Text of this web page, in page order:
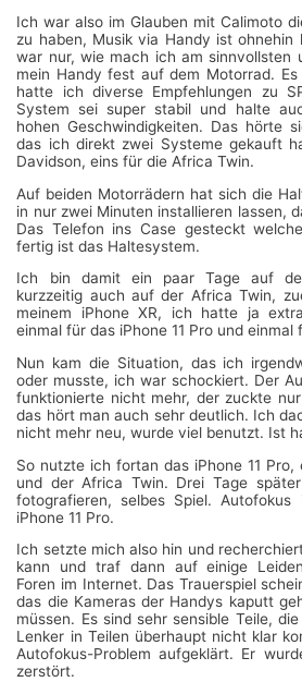
Ich war also im Glauben mit Calimoto
zu haben, Musik via Handy ist ohnehin
war nur, wie mach ich am sinnvollsten
mein Handy fest auf dem Motorrad.
hatte ich diverse Empfehlungen zu
System sei super stabil und halte
hohen Geschwindigkeiten. Das hörte
das ich direkt zwei Systeme gekauft
Davidson, eins für die Africa Twin.
Auf beiden Motorrädern hat sich die
in nur zwei Minuten installieren lassen,
Das Telefon ins Case gesteckt
fertig ist das Haltesystem.
Ich bin damit ein paar Tage auf
kurzzeitig auch auf der Africa Twin,
meinem iPhone XR, ich hatte ja
einmal für das iPhone 11 Pro und einmal
Nun kam die Situation, das ich
oder musste, ich war schockiert. Der
funktionierte nicht mehr, der zuckte
das hört man auch sehr deutlich. Ich
nicht mehr neu, wurde viel benutzt. Ist
So nutzte ich fortan das iPhone 11
und der Africa Twin. Drei Tage
fotografieren, selbes Spiel.
iPhone 11 Pro.
Ich setzte mich also hin und
kann und traf dann auf einige
Foren im Internet. Das Trauerspiel
das die Kameras der Handys kaputt
müssen. Es sind sehr sensible Teile,
Lenker in Teilen überhaupt nicht klar
Autofokus-Problem aufgeklärt. Er
zerstört.